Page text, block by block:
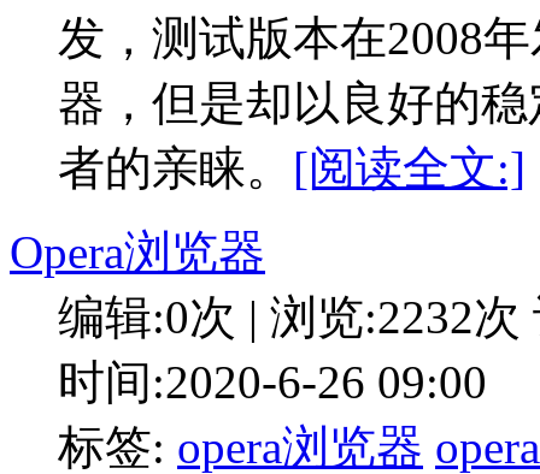
发，测试版本在2008
器，但是却以良好的
者的亲睐。 [阅读全文:]
Opera浏览器
编辑:0次 | 浏览:2232次
时间:2020-6-26 09:00
标签: opera浏览器 opera